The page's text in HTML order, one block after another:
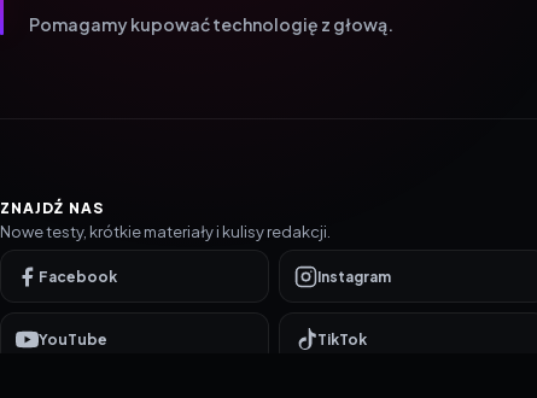
Pomagamy kupować technologię z głową.
ZNAJDŹ NAS
Nowe testy, krótkie materiały i kulisy redakcji.
Facebook Instagram
YouTube TikTok